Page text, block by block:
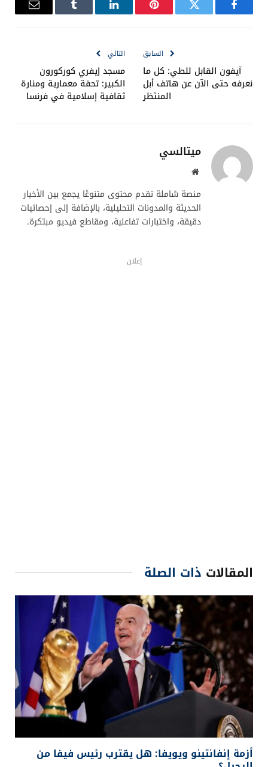
فيسبوك تويتر بينتيريستلينكدإن Tumblr
البريد
السابق
آيفون القابل للطي: كل ما
نعرفه حتى الآن عن هاتف أبل
المنتظر
التالي
مسجد إيفري كوركورون
الكبير: تحفة معمارية ومنارة
ثقافية إسلامية في فرنسا
ميتالسي
موقع
منصة شاملة تقدم محتوى متنوعًا يجمع بين الأخبار
الحديثة والمدونات التحليلية، بالإضافة إلى إحصائيات
دقيقة، واختبارات تفاعلية، ومقاطع فيديو مبتكرة.
إعلان
المقالات ذات الصلة
أزمة إنفانتينو ويويفا: هل يقترب رئيس فيفا من